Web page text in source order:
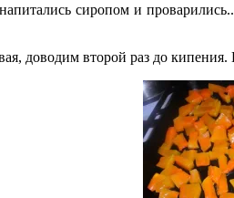
сиропом и
доводим второй раз до